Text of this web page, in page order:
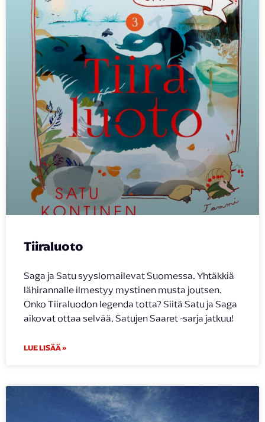
Tiiraluoto
Saga ja Satu syyslomailevat Suomessa. Yhtäkkiä
lähirannalle ilmestyy mystinen musta joutsen.
Onko Tiiraluodon legenda totta? Siitä Satu ja Saga
aikovat ottaa selvää. Satujen Saaret -sarja jatkuu!
LUE LISÄÄ »